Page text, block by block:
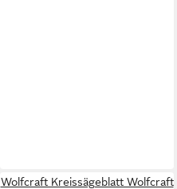
Wolfcraft Kreissägeblatt Wolfcraft